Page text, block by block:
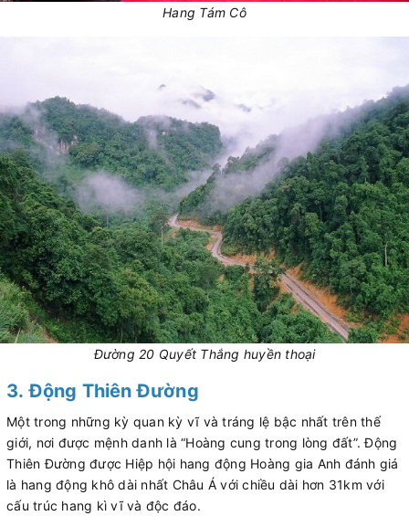
Hang Tám Cô
Đường 20 Quyết Thắng huyền thoại
3. Động Thiên Đường
Một trong những kỳ quan kỳ vĩ và tráng lệ bậc nhất trên thế
giới, nơi được mệnh danh là “Hoàng cung trong lòng đất”. Động
Thiên Đường được Hiệp hội hang động Hoàng gia Anh đánh giá
là hang động khô dài nhất Châu Á với chiều dài hơn 31km với
cấu trúc hang kì vĩ và độc đáo.